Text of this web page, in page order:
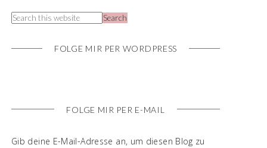
FOLGE MIR PER WORDPRESS
FOLGE MIR PER E-MAIL
Gib deine E-Mail-Adresse an, um diesen Blog zu